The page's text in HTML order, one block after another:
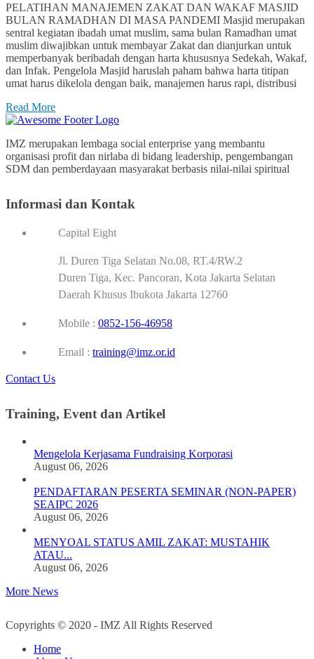
PELATIHAN MANAJEMEN ZAKAT DAN WAKAF MASJID
BULAN RAMADHAN DI MASA PANDEMI Masjid merupakan
sentral kegiatan ibadah umat muslim, sama bulan Ramadhan umat
muslim diwajibkan untuk membayar Zakat dan dianjurkan untuk
memperbanyak beribadah dengan harta khususnya Sedekah, Wakaf,
dan Infak. Pengelola Masjid haruslah paham bahwa harta titipan
umat harus dikelola dengan baik, manajemen harus rapi, distribusi
Read More
IMZ merupakan lembaga social enterprise yang membantu
organisasi profit dan nirlaba di bidang leadership, pengembangan
SDM dan pemberdayaan masyarakat berbasis nilai-nilai spiritual
Informasi dan Kontak
Capital Eight
Jl. Duren Tiga Selatan No.08, RT.4/RW.2
Duren Tiga, Kec. Pancoran, Kota Jakarta Selatan
Daerah Khusus Ibukota Jakarta 12760
Mobile : 0852-156-46958
Email : training@imz.or.id
Contact Us
Training, Event dan Artikel
Mengelola Kerjasama Fundraising Korporasi
August 06, 2026
PENDAFTARAN PESERTA SEMINAR (NON-PAPER)
SEAIPC 2026
August 06, 2026
MENYOAL STATUS AMIL ZAKAT: MUSTAHIK
ATAU...
August 06, 2026
More News
Copyrights © 2020 - IMZ All Rights Reserved
Home